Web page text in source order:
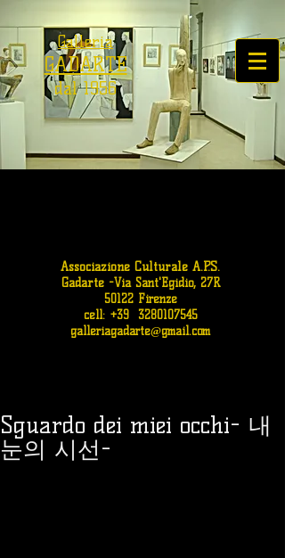
Galleria
GADARTE
dal 1956
Associazione Culturale A.P.S.
Gadarte-Via Sant'Egidio, 27R
50122 Firenze
cell: +39 3280107545
galleriagadarte@gmail.com
Sguardo dei miei occhi- 내
눈의 시선-